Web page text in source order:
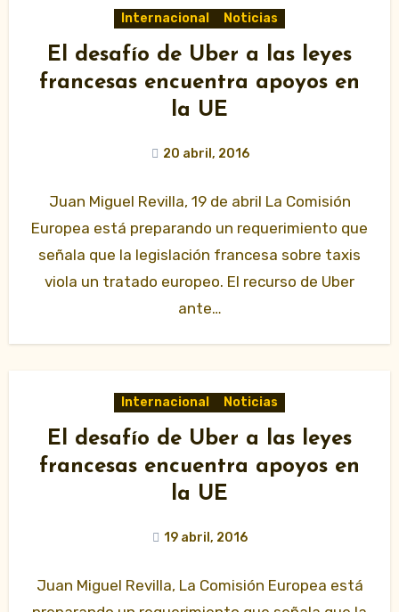
Internacional Noticias
El desafío de Uber a las leyes
francesas encuentra apoyos en
la UE
20 abril, 2016
Juan Miguel Revilla, 19 de abril La Comisión
Europea está preparando un requerimiento que
señala que la legislación francesa sobre taxis
viola un tratado europeo. El recurso de Uber
ante…
Internacional Noticias
El desafío de Uber a las leyes
francesas encuentra apoyos en
la UE
19 abril, 2016
Juan Miguel Revilla, La Comisión Europea está